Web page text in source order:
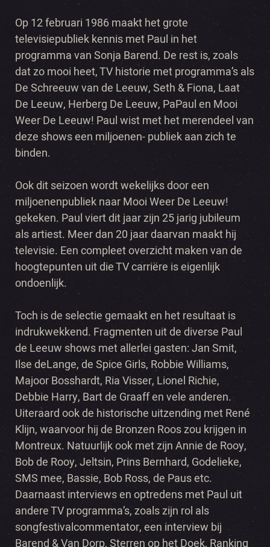
Op 12 februari 1986 maakt het grote
televisiepubliek kennis met Paul in het
programma van Sonja Barend. De rest is, zoals
dat zo mooi heet, TV historie met programma’s als
De Schreeuw van de Leeuw, Seth & Fiona, Laat
De Leeuw, Herberg De Leeuw, PaPaul en Mooi
Weer De Leeuw! Paul wist met het merendeel van
deze shows een miljoenen- publiek aan zich te
binden.
Ook dit seizoen wordt wekelijks door een
miljoenenpubliek naar Mooi Weer De Leeuw!
gekeken. Paul viert dit jaar zijn 25 jarig jubileum
als artiest. Meer dan 20 jaar daarvan maakt hij
televisie. Een compleet overzicht maken van de
hoogtepunten uit die TV carriëre is eigenlijk
ondoenlijk.
Toch is de selectie gemaakt en het resultaat is
indrukwekkend. Fragmenten uit de diverse Paul
de Leeuw shows met allerlei gasten: Jan Smit,
Ilse deLange, de Spice Girls, Robbie Williams,
Majoor Bosshardt, Ria Visser, Lionel Richie,
Debbie Harry, Bart de Graaff en vele anderen.
Uiteraard ook de historische uitzending met René
Klijn, waarvoor hij de Bronzen Roos zou krijgen in
Montreux. Natuurlijk ook met zijn Annie de Rooy,
Bob de Rooy, Jeltsin, Prins Bernhard, Godelieke,
SMS mee, Bassie, Bob Ross, de Paus etc.
Daarnaast interviews en optredens met Paul uit
andere TV programma’s, zoals zijn rol als
songfestivalcommentator, een interview bij